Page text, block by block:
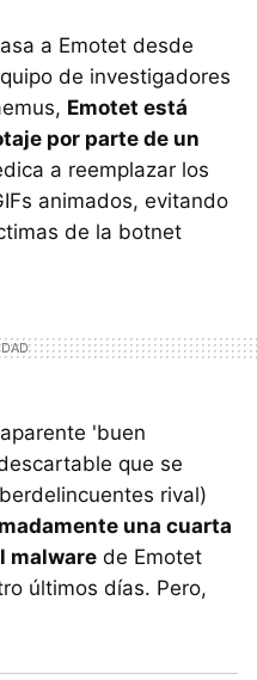
a Emotet desde
de investigadores
Emotet está
por parte de un
a reemplazar los
animados, evitando
de la botnet
'buen
que se
rival)
una cuarta
malware de Emotet
últimos días. Pero,